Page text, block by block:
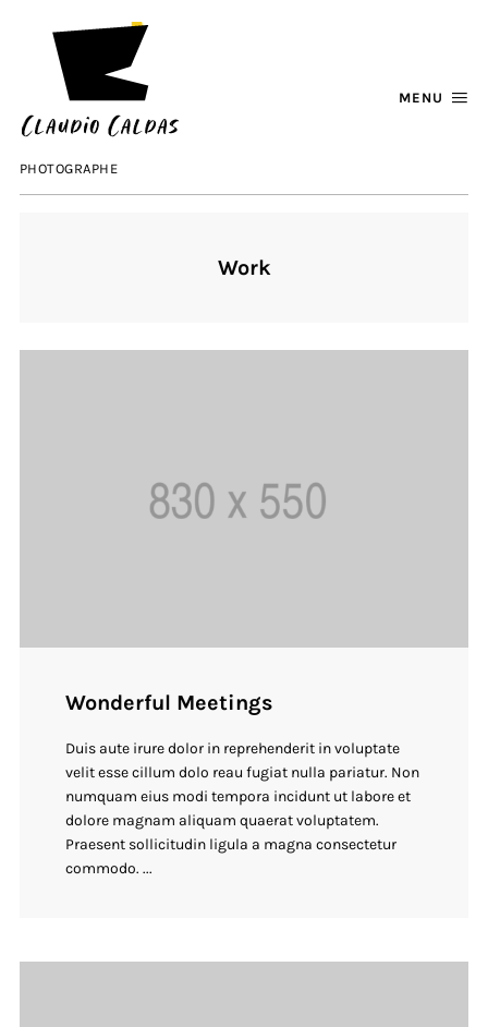
PHOTOGRAPHE
MENU
Work
Wonderful Meetings
Duis aute irure dolor in reprehenderit in voluptate
velit esse cillum dolo reau fugiat nulla pariatur. Non
numquam eius modi tempora incidunt ut labore et
dolore magnam aliquam quaerat voluptatem.
Praesent sollicitudin ligula a magna consectetur
commodo. ...